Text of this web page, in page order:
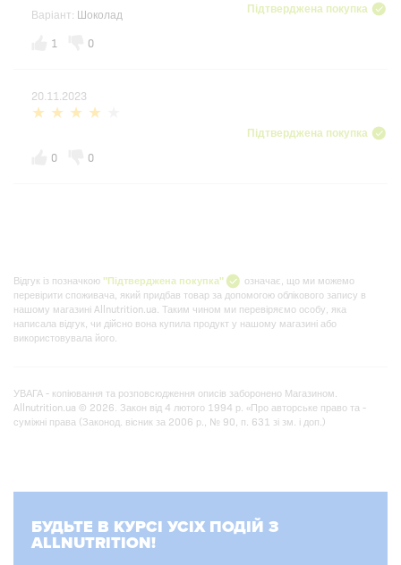
Підтверджена покупка
Варіант: Шоколад
1
0
20.11.2023
Підтверджена покупка
0
0
Відгук із позначкою"Підтверджена покупка"
означає, що ми можемо
перевірити споживача, який придбав товар за допомогою облікового запису в
нашому магазині Allnutrition.ua. Таким чином ми перевіряємо особу, яка
написала відгук, чи дійсно вона купила продукт у нашому магазині або
використовувала його.
УВАГА - копіювання та розповсюдження описів заборонено Магазином.
Allnutrition.ua © 2026. Закон від 4 лютого 1994 р. «Про авторське право та -
суміжні права (Законод. вісник за 2006 р., № 90, п. 631 зі зм. і доп.)
БУДЬТЕ В КУРСІ УСІХ ПОДІЙ З
ALLNUTRITION!